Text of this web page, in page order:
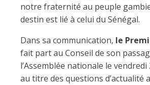
notre fraternité au peuple
destin est lié à celui du Sénégal.
Dans sa communication, le
fait part au Conseil de son
l’Assemblée nationale le
au titre des questions d’actualité